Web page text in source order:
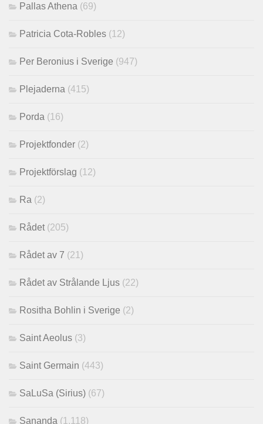
Pallas Athena (69)
Patricia Cota-Robles (12)
Per Beronius i Sverige (947)
Plejaderna (415)
Porda (16)
Projektfonder (2)
Projektförslag (12)
Ra (2)
Rådet (205)
Rådet av 7 (21)
Rådet av Strålande Ljus (22)
Rositha Bohlin i Sverige (2)
Saint Aeolus (3)
Saint Germain (443)
SaLuSa (Sirius) (67)
Sananda (1,118)